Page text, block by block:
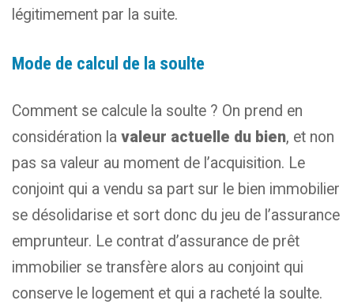
légitimement par la suite.
Mode de calcul de la soulte
Comment se calcule la soulte ? On prend en
considération la valeur actuelle du bien, et non
pas sa valeur au moment de l’acquisition. Le
conjoint qui a vendu sa part sur le bien immobilier
se désolidarise et sort donc du jeu de l’assurance
emprunteur. Le contrat d’assurance de prêt
immobilier se transfère alors au conjoint qui
conserve le logement et qui a racheté la soulte.